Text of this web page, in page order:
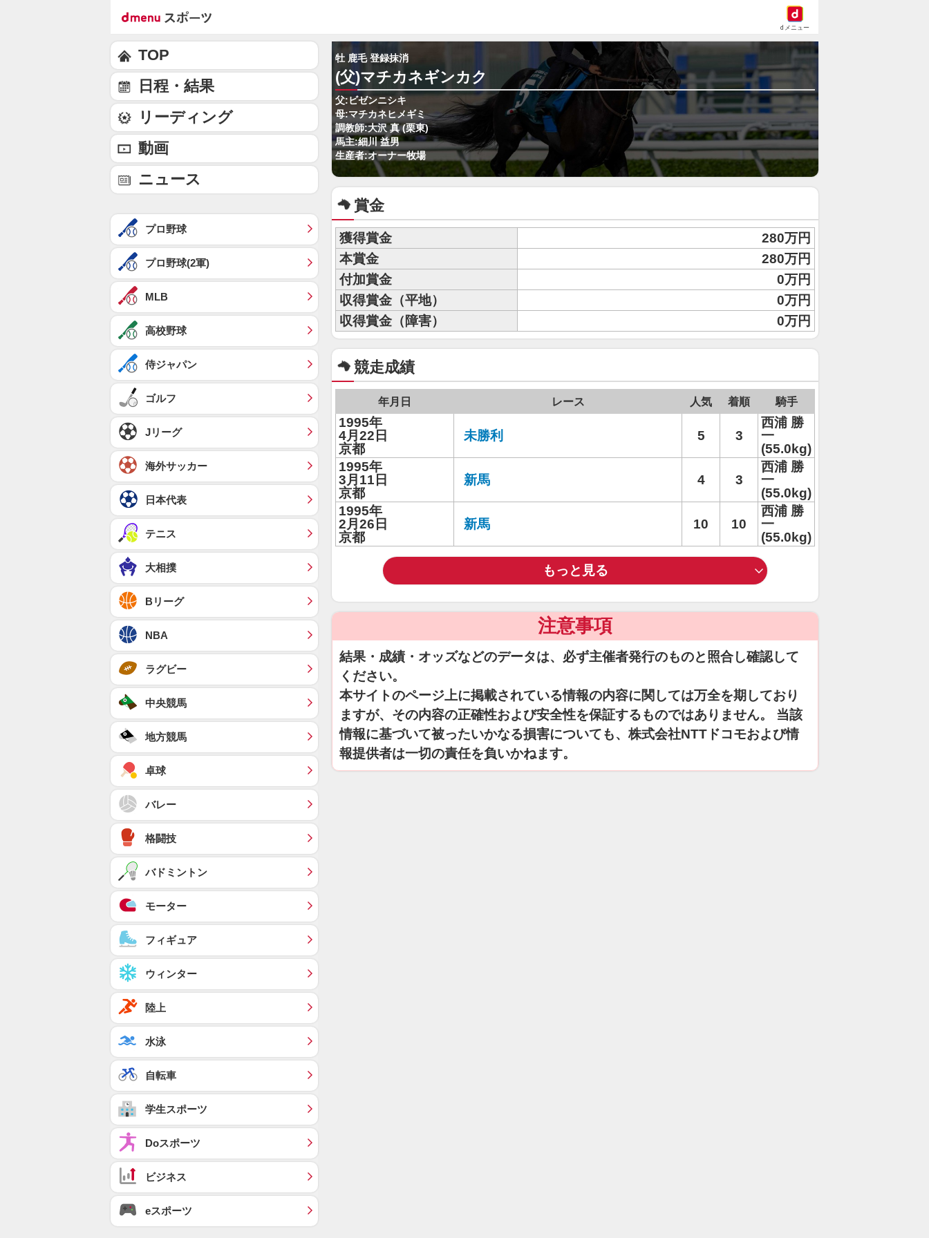
dメニュー
牡 鹿毛 登録抹消
(父)マチカネギンカク
父:ビゼンニシキ
母:マチカネヒメギミ
調教師:大沢 真 (栗東)
馬主:細川 益男
生産者:オーナー牧場
賞金
獲得賞金
280万円
本賞金
280万円
付加賞金
0万円
収得賞金（平地）
0万円
収得賞金（障害）
0万円
競走成績
年月日 レース 人気 着順 騎手
1995年
4月22日
京都
未勝利 5 3
西浦 勝
一
(55.0kg)
1995年
3月11日
京都
新馬 4 3
西浦 勝
一
(55.0kg)
1995年
2月26日
京都
新馬 10 10
西浦 勝
一
(55.0kg)
もっと見る
注意事項
結果・成績・オッズなどのデータは、必ず主催者発行のものと照合し確認して
ください。
本サイトのページ上に掲載されている情報の内容に関しては万全を期しており
ますが、その内容の正確性および安全性を保証するものではありません。 当該
情報に基づいて被ったいかなる損害についても、株式会社NTTドコモおよび情
報提供者は一切の責任を負いかねます。
TOP
日程・結果
リーディング
動画
ニュース
プロ野球
プロ野球(2軍)
MLB
高校野球
侍ジャパン
ゴルフ
Jリーグ
海外サッカー
日本代表
テニス
大相撲
Bリーグ
NBA
ラグビー
中央競馬
地方競馬
卓球
バレー
格闘技
バドミントン
モーター
フィギュア
ウィンター
陸上
水泳
自転車
学生スポーツ
Doスポーツ
ビジネス
eスポーツ